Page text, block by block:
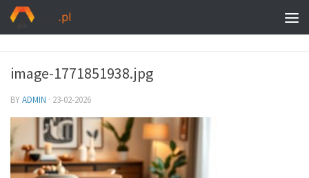
image-1771851938.jpg
BYADMIN · 23-02-2026